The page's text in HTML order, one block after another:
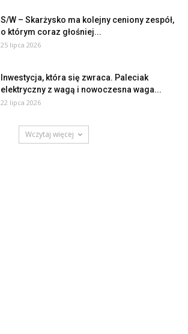
S/W – Skarżysko ma kolejny ceniony zespół,
o którym coraz głośniej...
25 lipca 2026
Inwestycja, która się zwraca. Paleciak
elektryczny z wagą i nowoczesna waga...
22 lipca 2026
Wczytaj więcej